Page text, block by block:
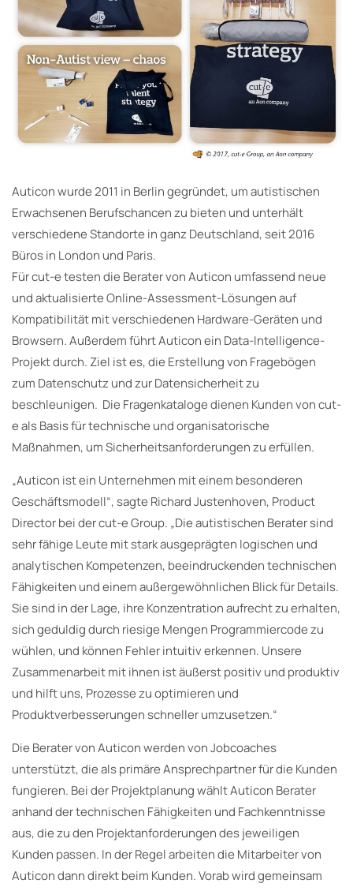
Auticon wurde 2011 in Berlin gegründet, um autistischen
Erwachsenen Berufschancen zu bieten und unterhält
verschiedene Standorte in ganz Deutschland, seit 2016
Büros in London und Paris.
Für cut-e testen die Berater von Auticon umfassend neue
und aktualisierte Online-Assessment-Lösungen auf
Kompatibilität mit verschiedenen Hardware-Geräten und
Browsern. Außerdem führt Auticon ein Data-Intelligence-
Projekt durch. Ziel ist es, die Erstellung von Fragebögen
zum Datenschutz und zur Datensicherheit zu
beschleunigen. Die Fragenkataloge dienen Kunden von cut-
e als Basis für technische und organisatorische
Maßnahmen, um Sicherheitsanforderungen zu erfüllen.
„Auticon ist ein Unternehmen mit einem besonderen
Geschäftsmodell“, sagte Richard Justenhoven, Product
Director bei der cut-e Group. „Die autistischen Berater sind
sehr fähige Leute mit stark ausgeprägten logischen und
analytischen Kompetenzen, beeindruckenden technischen
Fähigkeiten und einem außergewöhnlichen Blick für Details.
Sie sind in der Lage, ihre Konzentration aufrecht zu erhalten,
sich geduldig durch riesige Mengen Programmiercode zu
wühlen, und können Fehler intuitiv erkennen. Unsere
Zusammenarbeit mit ihnen ist äußerst positiv und produktiv
und hilft uns, Prozesse zu optimieren und
Produktverbesserungen schneller umzusetzen.“
Die Berater von Auticon werden von Jobcoaches
unterstützt, die als primäre Ansprechpartner für die Kunden
fungieren. Bei der Projektplanung wählt Auticon Berater
anhand der technischen Fähigkeiten und Fachkenntnisse
aus, die zu den Projektanforderungen des jeweiligen
Kunden passen. In der Regel arbeiten die Mitarbeiter von
Auticon dann direkt beim Kunden. Vorab wird gemeinsam